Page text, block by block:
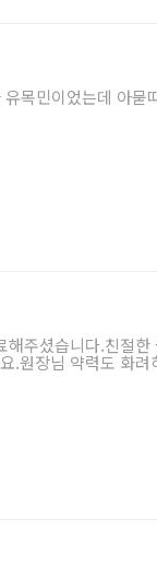
목민이었는데 아묻
주셨습니다.친절
.원장님 약력도 화